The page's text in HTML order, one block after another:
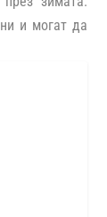
и могат да